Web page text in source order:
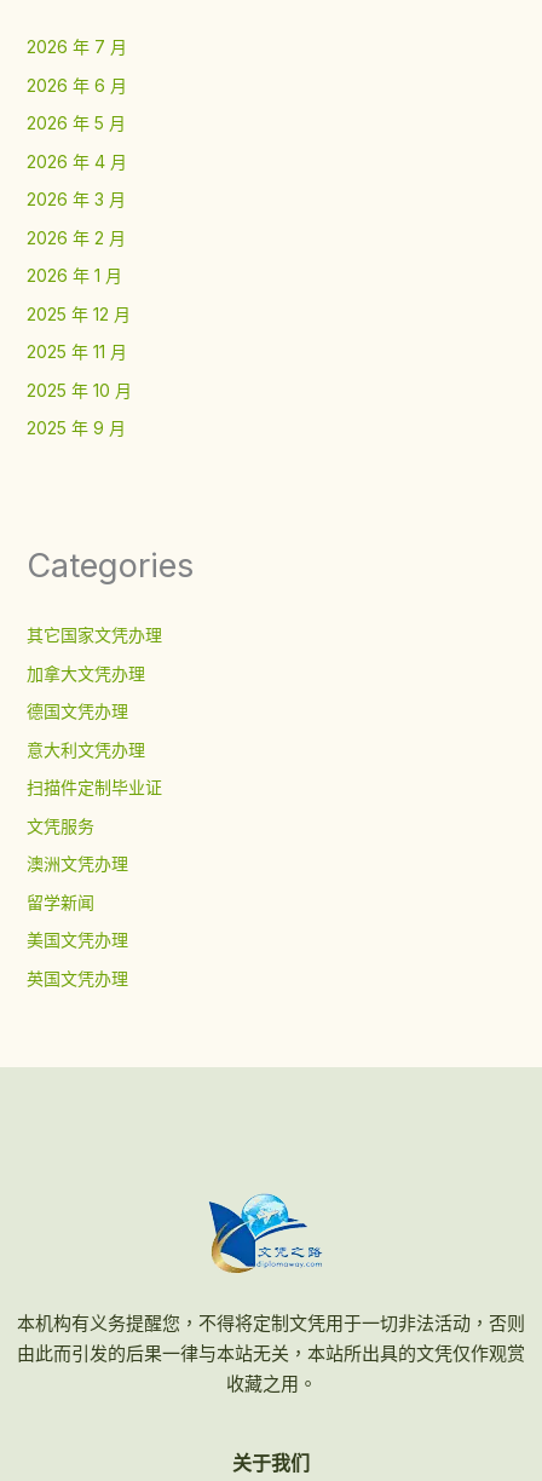
2026 年 7 月
2026 年 6 月
2026 年 5 月
2026 年 4 月
2026 年 3 月
2026 年 2 月
2026 年 1 月
2025 年 12 月
2025 年 11 月
2025 年 10 月
2025 年 9 月
Categories
其它国家文凭办理
加拿大文凭办理
德国文凭办理
意大利文凭办理
扫描件定制毕业证
文凭服务
澳洲文凭办理
留学新闻
美国文凭办理
英国文凭办理
本机构有义务提醒您，不得将定制文凭用于一切非法活动，否则
由此而引发的后果一律与本站无关，本站所出具的文凭仅作观赏
收藏之用。
关于我们